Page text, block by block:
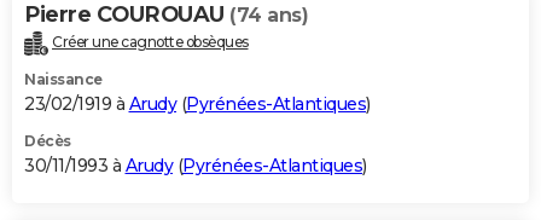
Pierre COUROUAU (74 ans)
Créer une cagnotte obsèques
Naissance
23/02/1919 à Arudy(Pyrénées-Atlantiques)
Décès
30/11/1993 à Arudy(Pyrénées-Atlantiques)